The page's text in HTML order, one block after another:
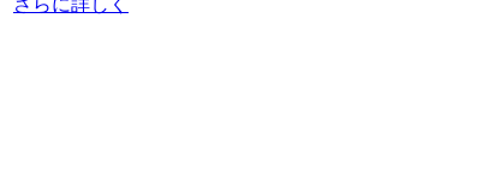
さらに詳しく